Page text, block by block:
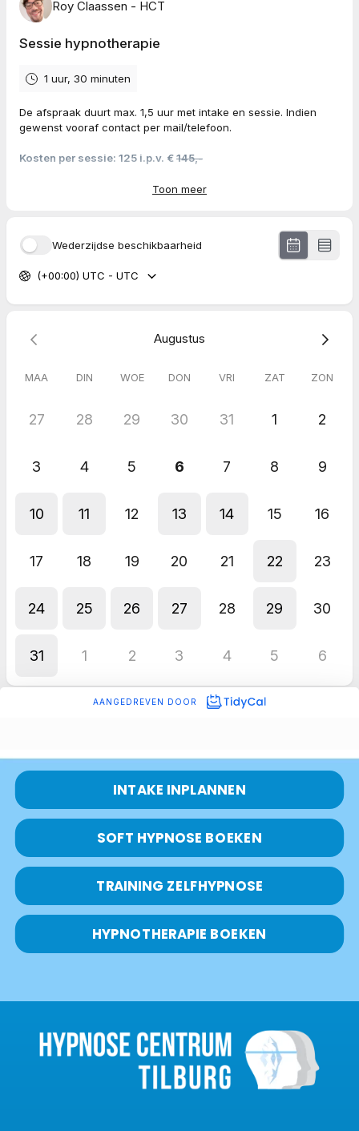
INTAKE INPLANNEN
SOFT HYPNOSE BOEKEN
TRAINING ZELFHYPNOSE
HYPNOTHERAPIE BOEKEN